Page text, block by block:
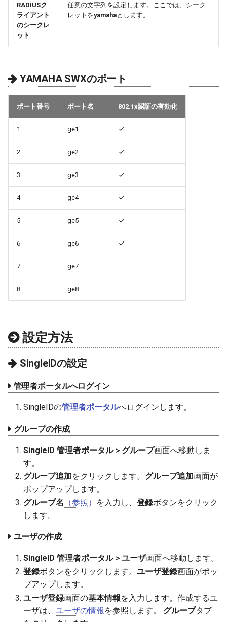
RADIUSク
ライアント
のシークレ
ット
任意の文字列を設定します。ここでは、シーク
レットをyamahaとします。
YAMAHA SWXのポート
ポート番号 ポート名 802.1x認証の有効化
1 ge1
2 ge2
3 ge3
4 ge4
5 ge5
6 ge6
7 ge7
8 ge8
設定方法
SingleIDの設定
管理者ポータルへログイン
SingleIDの管理者ポータルへログインします。
グループの作成
SingleID 管理者ポータル＞グループ画面へ移動しま
す。
グループ追加をクリックします。 グループ追加画面が
ポップアップします。
グループ名
（参照） を入力し、 登録ボタンをクリック
します。
ユーザの作成
SingleID 管理者ポータル＞ユーザ画面へ移動します。
登録ボタンをクリックします。 ユーザ登録画面がポッ
プアップします。
ユーザ登録画面の基本情報を入力します。作成するユ
ーザは、 ユーザの情報 を参照します。 グループタブ